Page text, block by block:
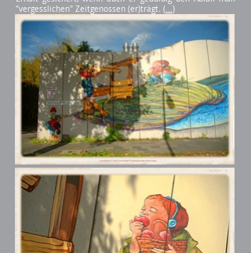
"vergesslichen" Zeitgenossen (er)trägt. (...)